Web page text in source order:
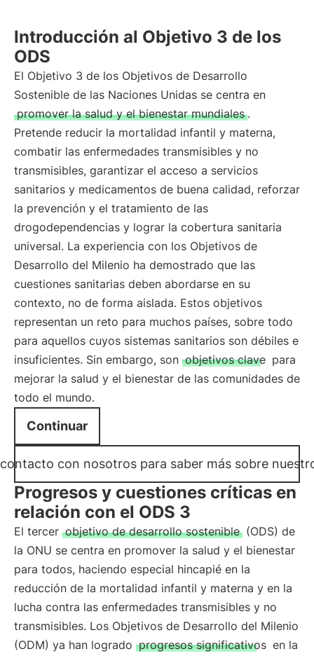
Introducción al Objetivo 3 de los
ODS
El Objetivo 3 de los Objetivos de Desarrollo
Sostenible de las Naciones Unidas se centra en
promover la salud y el bienestar mundiales .
Pretende reducir la mortalidad infantil y materna,
combatir las enfermedades transmisibles y no
transmisibles, garantizar el acceso a servicios
sanitarios y medicamentos de buena calidad, reforzar
la prevención y el tratamiento de las
drogodependencias y lograr la cobertura sanitaria
universal. La experiencia con los Objetivos de
Desarrollo del Milenio ha demostrado que las
cuestiones sanitarias deben abordarse en su
contexto, no de forma aislada. Estos objetivos
representan un reto para muchos países, sobre todo
para aquellos cuyos sistemas sanitarios son débiles e
insuficientes. Sin embargo, son objetivos clave para
mejorar la salud y el bienestar de las comunidades de
todo el mundo.
Continuar
con nosotros para saber más sobre
Progresos y cuestiones críticas en
relación con el ODS 3
El tercer objetivo de desarrollo sostenible (ODS) de
la ONU se centra en promover la salud y el bienestar
para todos, haciendo especial hincapié en la
reducción de la mortalidad infantil y materna y en la
lucha contra las enfermedades transmisibles y no
transmisibles. Los Objetivos de Desarrollo del Milenio
(ODM) ya han logrado progresos significativos en la